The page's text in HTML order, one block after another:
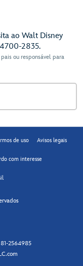
ao Walt Disney
2835.
ou responsável para
de uso Avisos legais
com interesse
2564985